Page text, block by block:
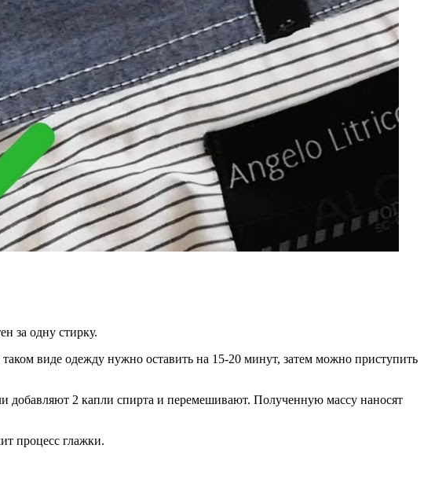
за одну стирку.
виде одежду нужно оставить на 15-20 минут, затем можно приступить
добавляют 2 капли спирта и перемешивают. Полученную массу наносят
процесс глажки.